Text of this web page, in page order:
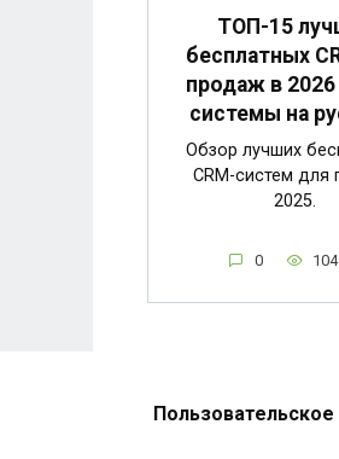
ТОП-15
бесплатных
продаж в 2026
системы на
Обзор лучших
CRM-систем для
2025.
0 104